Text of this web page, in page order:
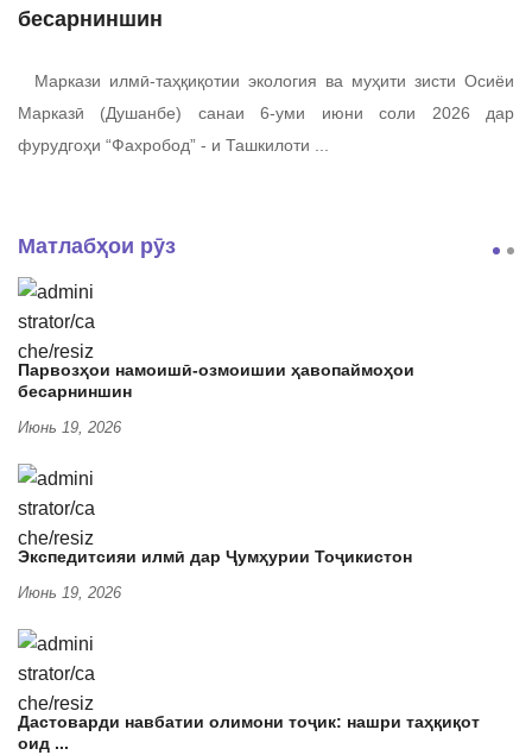
бесарниншин
Маркази илмӣ-таҳқиқотии экология ва муҳити зисти Осиёи
Марказӣ (Душанбе) санаи 6-уми июни соли 2026 дар
фурудгоҳи “Фахробод” - и Ташкилоти ...
Матлабҳои рӯз
Парвозҳои намоишӣ-озмоишии ҳавопаймоҳои
бесарниншин
Июнь 19, 2026
Экспедитсияи илмӣ дар Ҷумҳурии Тоҷикистон
Июнь 19, 2026
Дастоварди навбатии олимони тоҷик: нашри таҳқиқот
оид ...